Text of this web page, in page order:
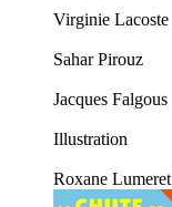
Virginie Lacoste
Sahar Pirouz
Jacques Falgous
Illustration
Roxane Lumeret